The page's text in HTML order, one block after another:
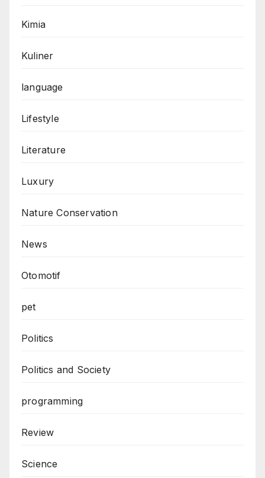
Kimia
Kuliner
language
Lifestyle
Literature
Luxury
Nature Conservation
News
Otomotif
pet
Politics
Politics and Society
programming
Review
Science